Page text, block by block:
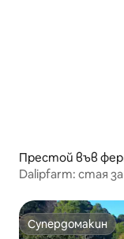
Престой във
Dalipfarm: стая
Супердомакин
Супердомакин